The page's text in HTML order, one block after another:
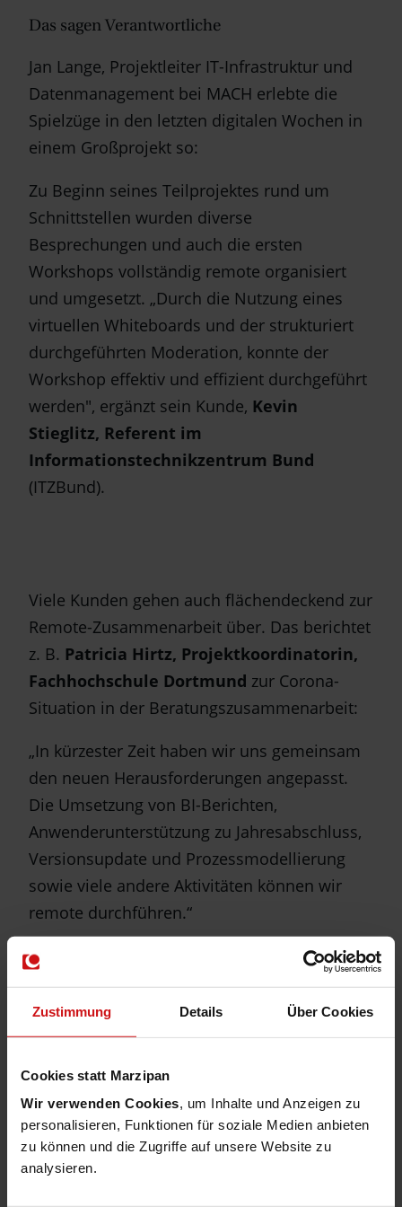
Zustimmung Details Über Cookies
Cookies statt Marzipan
Wir verwenden Cookies, um Inhalte und Anzeigen zu
personalisieren, Funktionen für soziale Medien anbieten
zu können und die Zugriffe auf unsere Website zu
analysieren.
Das sagen Verantwortliche
Jan Lange, Projektleiter IT-Infrastruktur und
Datenmanagement bei MACH erlebte die
Spielzüge in den letzten digitalen Wochen in
einem Großprojekt so:
Zu Beginn seines Teilprojektes rund um
Schnittstellen wurden diverse
Besprechungen und auch die ersten
Workshops vollständig remote organisiert
und umgesetzt. „Durch die Nutzung eines
virtuellen Whiteboards und der strukturiert
durchgeführten Moderation, konnte der
Workshop effektiv und effizient durchgeführt
werden", ergänzt sein Kunde, Kevin
Stieglitz, Referent im
Informationstechnikzentrum Bund
(ITZBund).
Viele Kunden gehen auch flächendeckend zur
Remote-Zusammenarbeit über. Das berichtet
z. B. Patricia Hirtz, Projektkoordinatorin,
Fachhochschule Dortmund zur Corona-
Situation in der Beratungszusammenarbeit:
„In kürzester Zeit haben wir uns gemeinsam
den neuen Herausforderungen angepasst.
Die Umsetzung von BI-Berichten,
Anwenderunterstützung zu Jahresabschluss,
Versionsupdate und Prozessmodellierung
sowie viele andere Aktivitäten können wir
remote durchführen.“
Markus Koenemann-Schultze,
Ärzteversorgung Niedersachsen
positiv auf das Erreichte zurück:
„So wie auch viele andere passen wir uns der
aktuellen Lage an, indem wir unser